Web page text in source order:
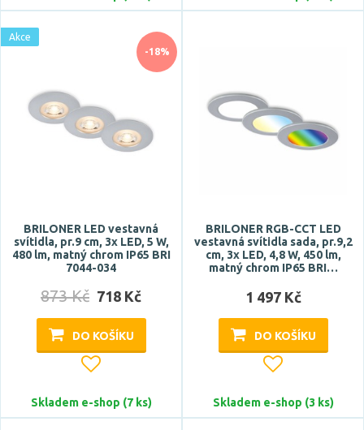
-18%
Akce
BRILONER LED vestavná
svítidla, pr.9 cm, 3x LED, 5 W,
480 lm, matný chrom IP65 BRI
7044-034
873 Kč 718 Kč
DO KOŠÍKU
Skladem e-shop (7 ks)
BRILONER RGB-CCT LED
vestavná svítidla sada, pr.9,2
cm, 3x LED, 4,8 W, 450 lm,
matný chrom IP65 BRI…
1 497 Kč
DO KOŠÍKU
Skladem e-shop (3 ks)